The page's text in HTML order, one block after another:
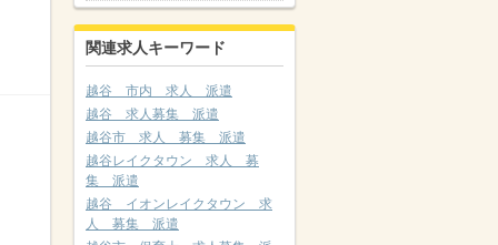
関連求人キーワード
越谷 市内 求人 派遣
越谷 求人募集 派遣
越谷市 求人 募集 派遣
越谷レイクタウン 求人 募
集 派遣
越谷 イオンレイクタウン 求
人 募集 派遣